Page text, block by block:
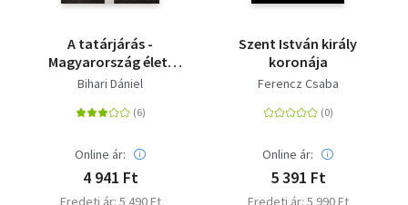
A tatárjárás -
Magyarország élet-
halál harca
Bihari Dániel
Online ár:
4 941 Ft
Eredeti ár: 5 490 Ft
Szent István király
koronája
Ferencz Csaba
Online ár:
5 391 Ft
Eredeti ár: 5 990 Ft